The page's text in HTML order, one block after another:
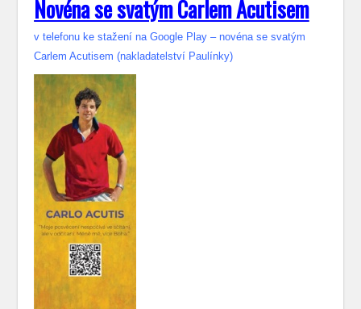
Novéna se svatým Carlem Acutisem
v telefonu ke stažení na Google Play – novéna se svatým
Carlem Acutisem (nakladatelství Paulínky)